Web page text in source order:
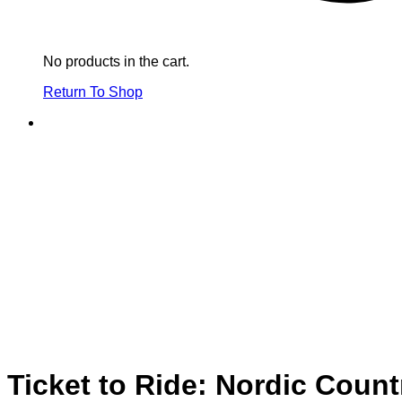
No products in the cart.
Return To Shop
Ticket to Ride: Nordic